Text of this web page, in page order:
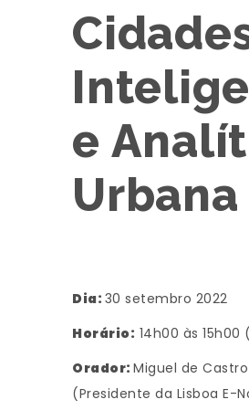
e
Urbana
Dia: 30 setembro 2022
Horário: 14h00 às
Orador: Miguel de
(Presidente da Lisboa E-